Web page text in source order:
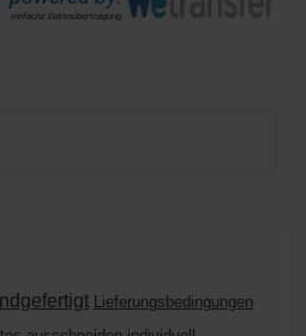
einfache Datenübertragung
Lieferungsbedingungen